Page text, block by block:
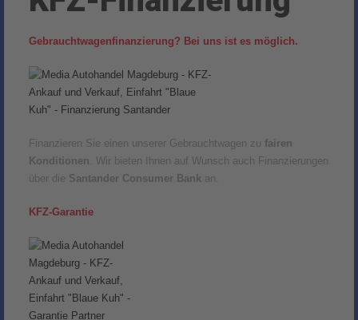
Gebrauchtwagenfinanzierung? Bei uns ist es möglich.
Finanzieren Sie einen unserer Gebrauchtwagen zu fairen
Konditionen . Wir bieten Ihnen auf Wunsch auch Finanzierungen
über die Santander Consumer Bank an.
KFZ-Garantie